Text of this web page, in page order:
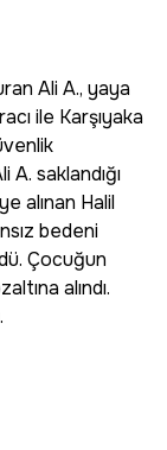
Ali A., yaya
ile Karşıyaka
A. saklandığı
alınan Halil
bedeni
Çocuğun
alındı.